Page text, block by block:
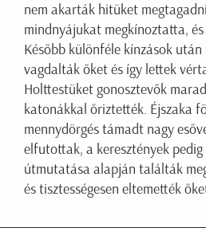
nem akarták hitüket
mindnyájukat megkínoztatta,
Később különféle kínzások
vagdalták őket és így lettek
Holttestüket gonosztevők
katonákkal őriztették. Éjszaka
mennydörgés támadt nagy
elfutottak, a keresztények
útmutatása alapján találták
és tisztességesen eltemették